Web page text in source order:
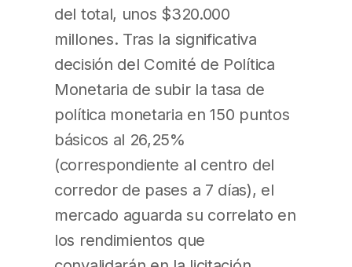
del total, unos $320.000
millones. Tras la significativa
decisión del Comité de Política
Monetaria de subir la tasa de
política monetaria en 150 puntos
básicos al 26,25%
(correspondiente al centro del
corredor de pases a 7 días), el
mercado aguarda su correlato en
los rendimientos que